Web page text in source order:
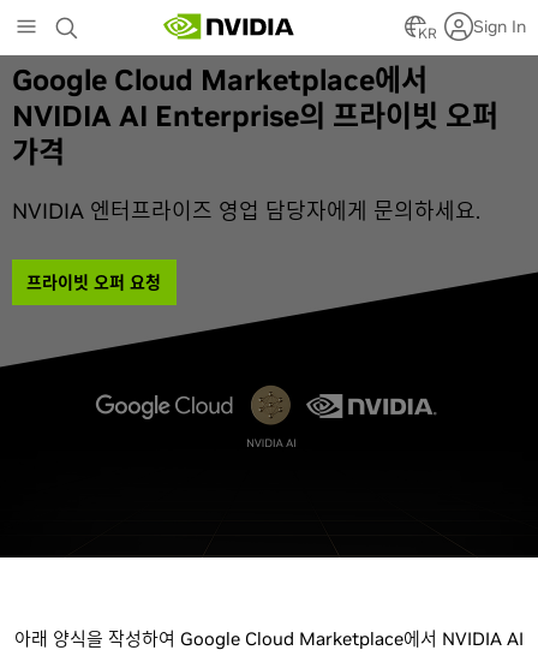
to
main
content
KR Sign In
Google Cloud Marketplace에서
NVIDIA AI Enterprise의 프라이빗 오퍼
가격
NVIDIA 엔터프라이즈 영업 담당자에게 문의하세요.
프라이빗 오퍼 요청
아래 양식을 작성하여 Google Cloud Marketplace에서 NVIDIA AI